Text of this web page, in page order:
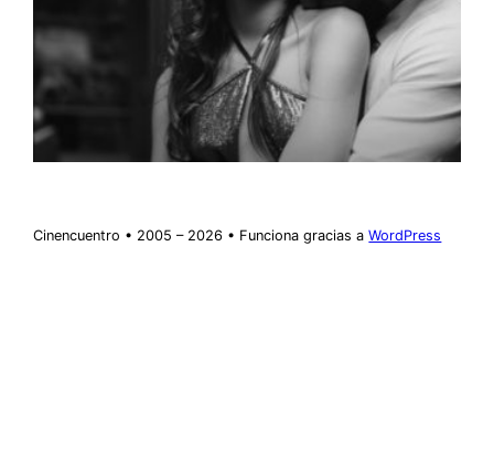
Cinencuentro • 2005 – 2026 • Funciona gracias aWordPress